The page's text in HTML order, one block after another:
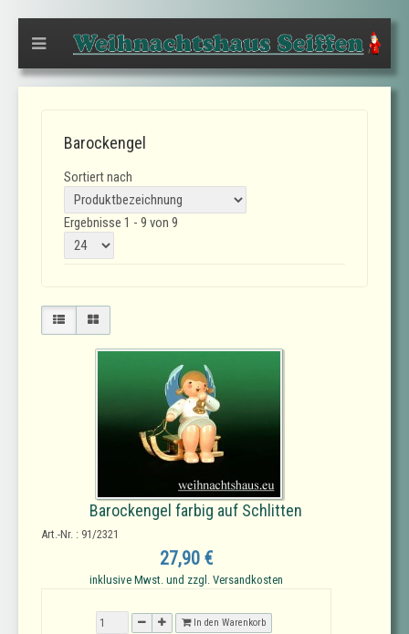
Barockengel
Sortiert nach
Ergebnisse 1 - 9 von 9
Barockengel farbig auf Schlitten
Art.-Nr. : 91/2321
27,90 €
inklusive Mwst. und zzgl. Versandkosten
In den Warenkorb